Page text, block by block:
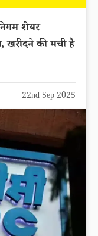
शेयर
खरीदने की मची है
22nd Sep 2025